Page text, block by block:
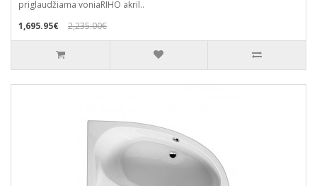
priglaudžiama voniaRIHO akril..
1,695.95€
2,235.00€